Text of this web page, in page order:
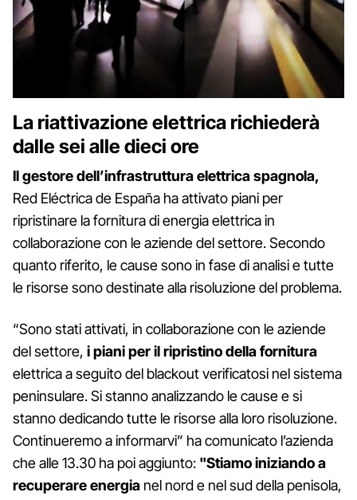
La riattivazione elettrica richiederà
dalle sei alle dieci ore
Il gestore dell’infrastruttura elettrica spagnola,
Red Eléctrica de España ha attivato piani per
ripristinare la fornitura di energia elettrica in
collaborazione con le aziende del settore. Secondo
quanto riferito, le cause sono in fase di analisi e tutte
le risorse sono destinate alla risoluzione del problema.
“Sono stati attivati, in collaborazione con le aziende
del settore, i piani per il ripristino della fornitura
elettrica a seguito del blackout verificatosi nel sistema
peninsulare. Si stanno analizzando le cause e si
stanno dedicando tutte le risorse alla loro risoluzione.
Continueremo a informarvi” ha comunicato l’azienda
che alle 13.30 ha poi aggiunto: "Stiamo iniziando a
recuperare energia nel nord e nel sud della penisola,